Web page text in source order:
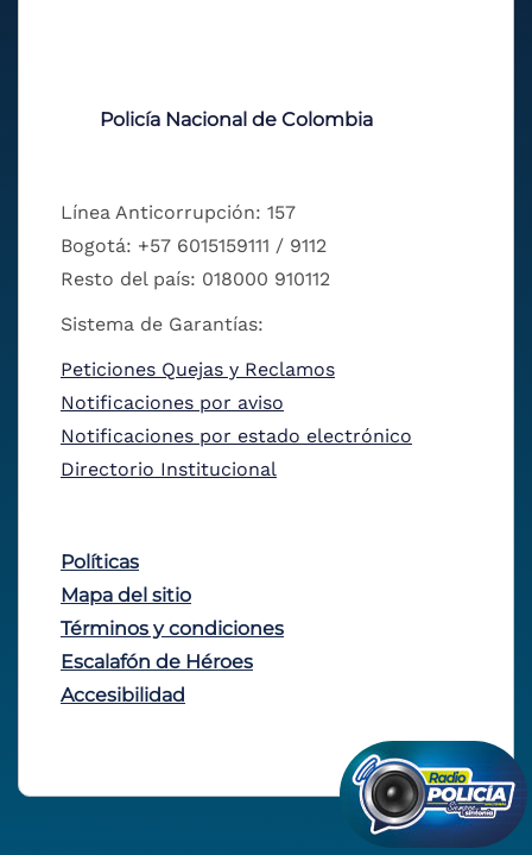
Policía Nacional de Colombia
Línea Anticorrupción: 157
Bogotá: +57 6015159111 / 9112
Resto del país: 018000 910112
Sistema de Garantías:
Peticiones Quejas y Reclamos
Notificaciones por aviso
Notificaciones por estado electrónico
Directorio Institucional
Políticas
Mapa del sitio
Términos y condiciones
Escalafón de Héroes
Accesibilidad